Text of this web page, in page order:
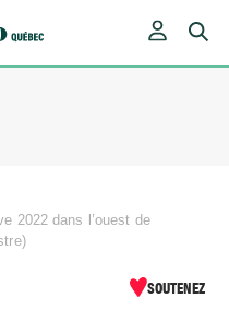
2022 dans l’ouest de
SOUTENEZ